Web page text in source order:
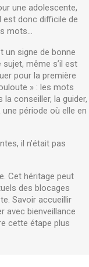
une adolescente,
donc difficile de
mots...
un signe de bonne
même s’il est
pour la première
» : les mots
conseiller, la guider,
période où elle en
il n’était pas
Cet héritage peut
des blocages
Savoir accueillir
avec bienveillance
cette étape plus